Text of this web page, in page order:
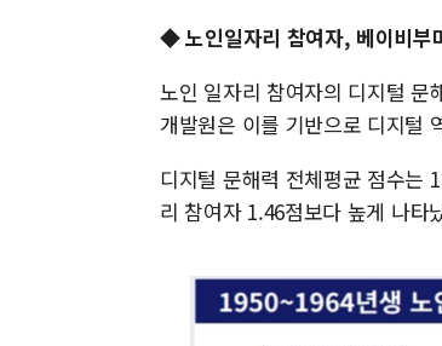
◆ 노인일자리 참여자, 베이비
노인 일자리 참여자의 디지털 문
개발원은 이를 기반으로 디지털
디지털 문해력 전체평균 점수는
리 참여자 1.46점보다 높게 나타